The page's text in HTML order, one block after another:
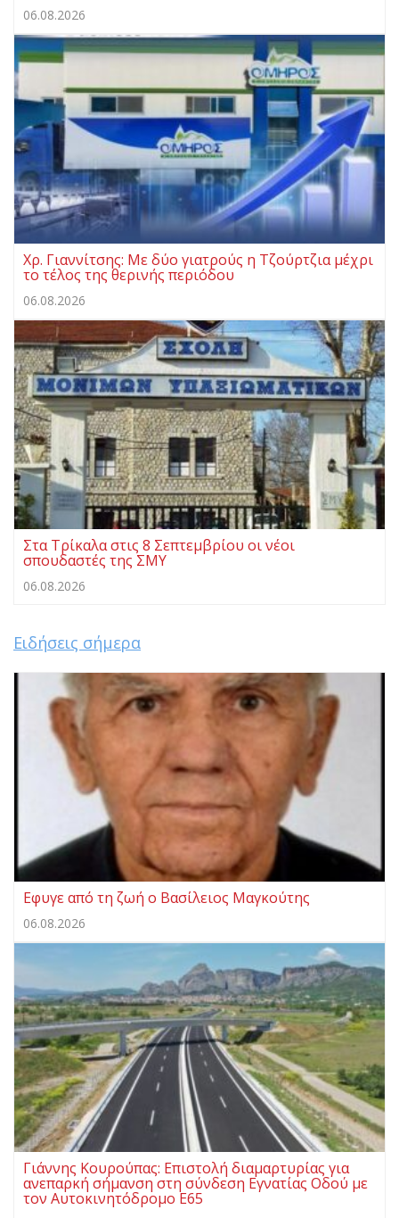
06.08.2026
Χρ. Γιαννίτσης: Με δύο γιατρούς η Τζούρτζια μέχρι
το τέλος της θερινής περιόδου
06.08.2026
Στα Τρίκαλα στις 8 Σεπτεμβρίου οι νέοι
σπουδαστές της ΣΜΥ
06.08.2026
Ειδήσεις σήμερα
Eφυγε από τη ζωή ο Βασίλειος Μαγκούτης
06.08.2026
Γιάννης Κουρούπας: Επιστολή διαμαρτυρίας για
ανεπαρκή σήμανση στη σύνδεση Εγνατίας Οδού με
τον Αυτοκινητόδρομο Ε65